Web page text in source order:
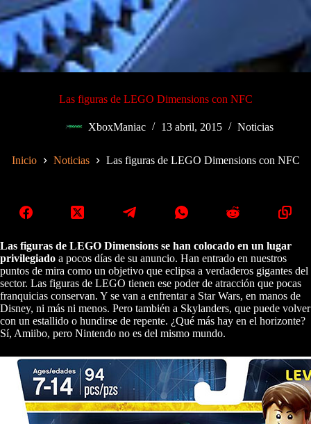
Las figuras de LEGO Dimensions con NFC
XboxManiac 13 abril, 2015 Noticias
Inicio Noticias Las figuras de LEGO Dimensions con NFC
Las figuras de LEGO Dimensions se han colocado en un lugar
privilegiado a pocos días de su anuncio. Han entrado en nuestros
puntos de mira como un objetivo que eclipsa a verdaderos gigantes del
sector. Las figuras de LEGO tienen ese poder de atracción que pocas
franquicias conservan. Y se van a enfrentar a Star Wars, en manos de
Disney, ni más ni menos. Pero también a Skylanders, que puede volver
con un estallido o hundirse de repente. ¿Qué más hay en el horizonte?
Sí, Amiibo, pero Nintendo no es del mismo mundo.